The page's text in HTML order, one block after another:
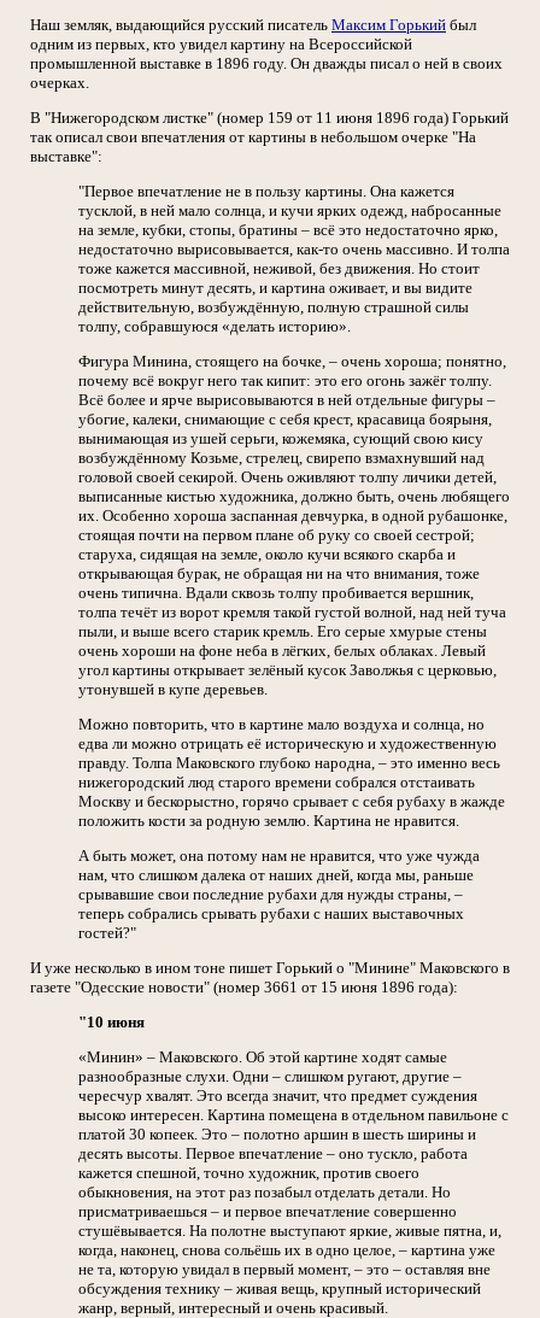
Наш земляк, выдающийся русский писатель Максим Горький был
одним из первых, кто увидел картину на Всероссийской
промышленной выставке в 1896 году. Он дважды писал о ней в своих
очерках.
В "Нижегородском листке" (номер 159 от 11 июня 1896 года) Горький
так описал свои впечатления от картины в небольшом очерке "На
выставке":
"Первое впечатление не в пользу картины. Она кажется
тусклой, в ней мало солнца, и кучи ярких одежд, набросанные
на земле, кубки, стопы, братины – всё это недостаточно ярко,
недостаточно вырисовывается, как-то очень массивно. И толпа
тоже кажется массивной, неживой, без движения. Но стоит
посмотреть минут десять, и картина оживает, и вы видите
действительную, возбуждённую, полную страшной силы
толпу, собравшуюся «делать историю».
Фигура Минина, стоящего на бочке, – очень хороша; понятно,
почему всё вокруг него так кипит: это его огонь зажёг толпу.
Всё более и ярче вырисовываются в ней отдельные фигуры –
убогие, калеки, снимающие с себя крест, красавица боярыня,
вынимающая из ушей серьги, кожемяка, сующий свою кису
возбуждённому Козьме, стрелец, свирепо взмахнувший над
головой своей секирой. Очень оживляют толпу личики детей,
выписанные кистью художника, должно быть, очень любящего
их. Особенно хороша заспанная девчурка, в одной рубашонке,
стоящая почти на первом плане об руку со своей сестрой;
старуха, сидящая на земле, около кучи всякого скарба и
открывающая бурак, не обращая ни на что внимания, тоже
очень типична. Вдали сквозь толпу пробивается вершник,
толпа течёт из ворот кремля такой густой волной, над ней туча
пыли, и выше всего старик кремль. Его серые хмурые стены
очень хороши на фоне неба в лёгких, белых облаках. Левый
угол картины открывает зелёный кусок Заволжья с церковью,
утонувшей в купе деревьев.
Можно повторить, что в картине мало воздуха и солнца, но
едва ли можно отрицать её историческую и художественную
правду. Толпа Маковского глубоко народна, – это именно весь
нижегородский люд старого времени собрался отстаивать
Москву и бескорыстно, горячо срывает с себя рубаху в жажде
положить кости за родную землю. Картина не нравится.
А быть может, она потому нам не нравится, что уже чужда
нам, что слишком далека от наших дней, когда мы, раньше
срывавшие свои последние рубахи для нужды страны, –
теперь собрались срывать рубахи с наших выставочных
гостей?"
И уже несколько в ином тоне пишет Горький о "Минине" Маковского в
газете "Одесские новости" (номер 3661 от 15 июня 1896 года):
"10 июня
«Минин» – Маковского. Об этой картине ходят самые
разнообразные слухи. Одни – слишком ругают, другие –
чересчур хвалят. Это всегда значит, что предмет суждения
высоко интересен. Картина помещена в отдельном павильоне с
платой 30 копеек. Это – полотно аршин в шесть ширины и
десять высоты. Первое впечатление – оно тускло, работа
кажется спешной, точно художник, против своего
обыкновения, на этот раз позабыл отделать детали. Но
присматриваешься – и первое впечатление совершенно
стушёвывается. На полотне выступают яркие, живые пятна, и,
когда, наконец, снова сольёшь их в одно целое, – картина уже
не та, которую увидал в первый момент, – это – оставляя вне
обсуждения технику – живая вещь, крупный исторический
жанр, верный, интересный и очень красивый.